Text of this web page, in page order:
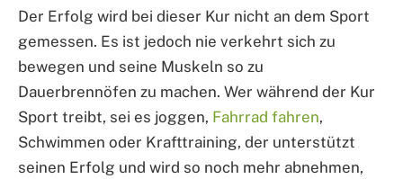
Der Erfolg wird bei dieser Kur nicht an dem Sport
gemessen. Es ist jedoch nie verkehrt sich zu
bewegen und seine Muskeln so zu
Dauerbrennöfen zu machen. Wer während der Kur
Sport treibt, sei es joggen, Fahrrad fahren,
Schwimmen oder Krafttraining, der unterstützt
seinen Erfolg und wird so noch mehr abnehmen,